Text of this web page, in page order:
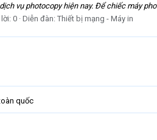
vụ photocopy hiện nay. Để chiếc máy
0 Diễn đàn: Thiết bị mạng - Máy in
quốc